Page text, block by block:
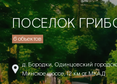
ПОСЕЛОК
6 объектов
д. Бородки, Одинцовский
Минское шоссе, 12 км от МКАД